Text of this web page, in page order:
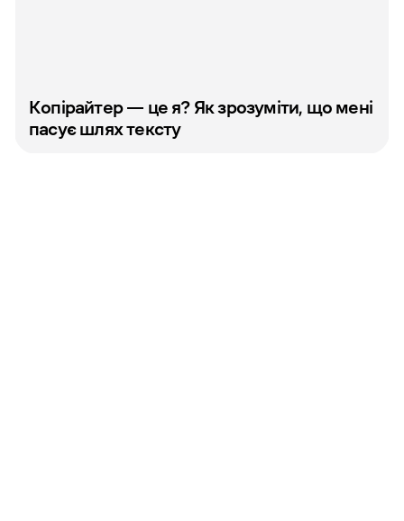
Копірайтер — це я? Як зрозуміти, що мені
пасує шлях тексту